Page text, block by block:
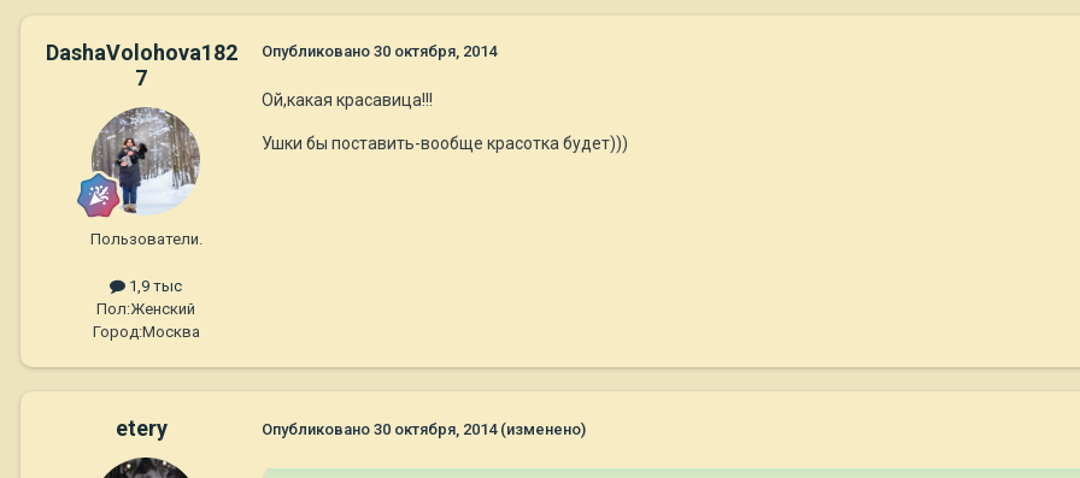
DashaVolohova182
7
Пользователи.
1,9 тыс
Пол:Женский
Город:Москва
Опубликовано 30 октября, 2014
Ой,какая красавица!!!
Ушки бы поставить-вообще красотка будет)))
etery Опубликовано 30 октября, 2014 (изменено)